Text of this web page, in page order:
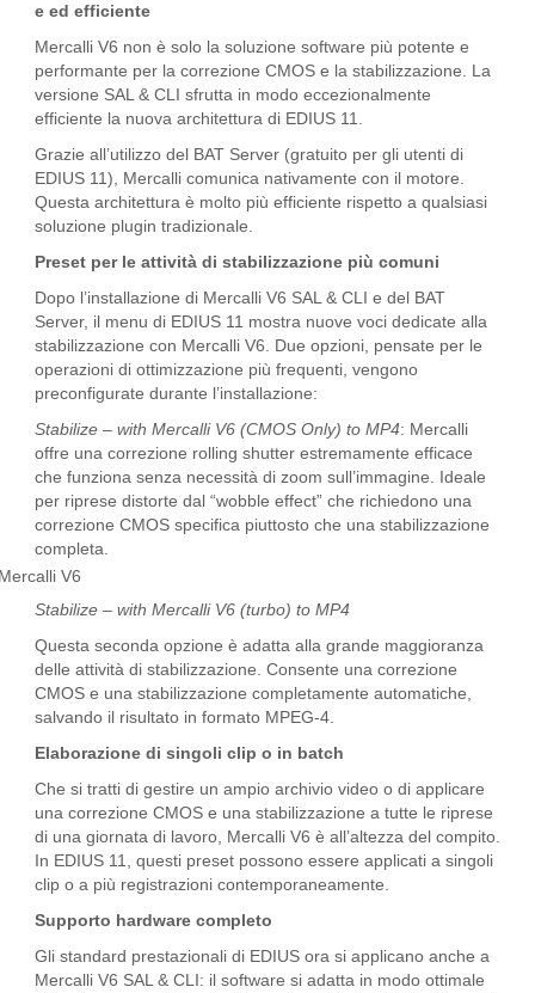
e ed efficiente
Mercalli V6 non è solo la soluzione software più potente e
performante per la correzione CMOS e la stabilizzazione. La
versione SAL & CLI sfrutta in modo eccezionalmente
efficiente la nuova architettura di EDIUS 11.
Grazie all’utilizzo del BAT Server (gratuito per gli utenti di
EDIUS 11), Mercalli comunica nativamente con il motore.
Questa architettura è molto più efficiente rispetto a qualsiasi
soluzione plugin tradizionale.
Preset per le attività di stabilizzazione più comuni
Dopo l’installazione di Mercalli V6 SAL & CLI e del BAT
Server, il menu di EDIUS 11 mostra nuove voci dedicate alla
stabilizzazione con Mercalli V6. Due opzioni, pensate per le
operazioni di ottimizzazione più frequenti, vengono
preconfigurate durante l’installazione:
Stabilize – with Mercalli V6 (CMOS Only) to MP4: Mercalli
offre una correzione rolling shutter estremamente efficace
che funziona senza necessità di zoom sull’immagine. Ideale
per riprese distorte dal “wobble effect” che richiedono una
correzione CMOS specifica piuttosto che una stabilizzazione
completa.
Stabilize – with Mercalli V6 (turbo) to MP4
Questa seconda opzione è adatta alla grande maggioranza
delle attività di stabilizzazione. Consente una correzione
CMOS e una stabilizzazione completamente automatiche,
salvando il risultato in formato MPEG‑4.
Elaborazione di singoli clip o in batch
Che si tratti di gestire un ampio archivio video o di applicare
una correzione CMOS e una stabilizzazione a tutte le riprese
di una giornata di lavoro, Mercalli V6 è all’altezza del compito.
In EDIUS 11, questi preset possono essere applicati a singoli
clip o a più registrazioni contemporaneamente.
Supporto hardware completo
Gli standard prestazionali di EDIUS ora si applicano anche a
Mercalli V6 SAL & CLI: il software si adatta in modo ottimale